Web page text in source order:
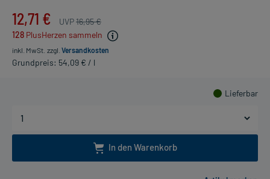
12,71 € UVP16,95 €
128 PlusHerzen sammeln
inkl. MwSt. zzgl. Versandkosten
Grundpreis: 54,09 € / l
Lieferbar
In den Warenkorb